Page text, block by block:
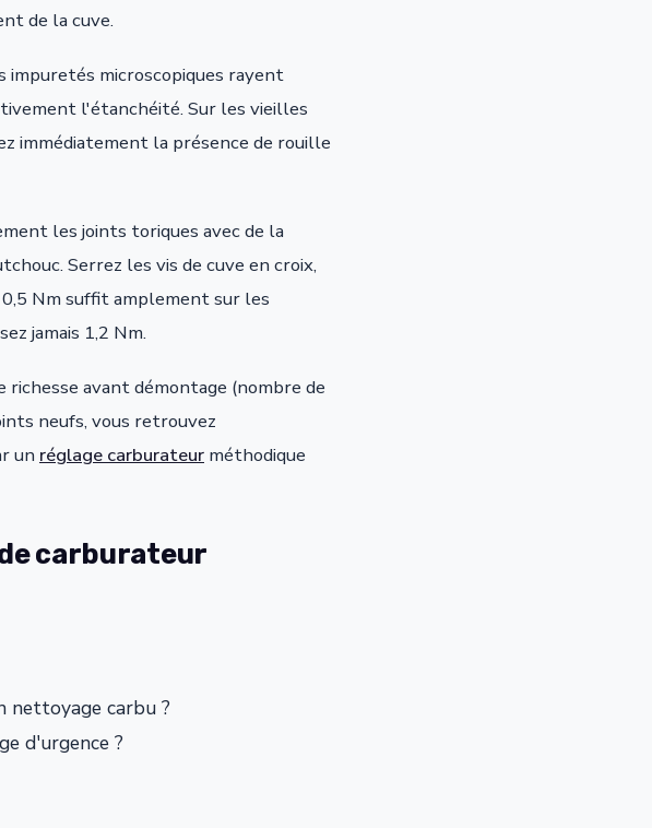
de la cuve.
impuretés microscopiques rayent
l'étanchéité. Sur les vieilles
immédiatement la présence de rouille
les joints toriques avec de la
Serrez les vis de cuve en croix,
Nm suffit amplement sur les
jamais 1,2 Nm.
richesse avant démontage (nombre de
neufs, vous retrouvez
un réglage carburateur méthodique
carburateur
nettoyage carbu ?
d'urgence ?